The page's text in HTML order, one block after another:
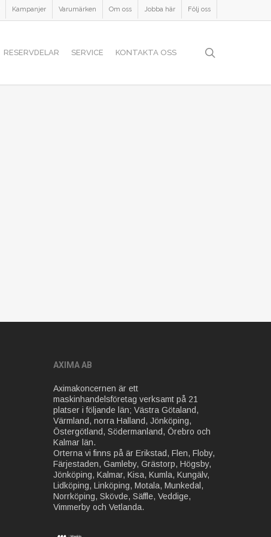
Kampanjer Varumärken Om oss Jobba här Följ oss
RESERVDELAR SERVICE KONTAKTA OSS
AXIMA AB
Aximakoncernen är ett
maskinhandelsföretag verksamt på 21
platser i följande län; Västra Götaland,
Värmland, norra Halland, Jönköping,
Östergötland, Södermanland, Örebro och
Kalmar län.
Orterna vi finns på är Erikstad, Flen, Floby,
Färjestaden, Gamleby, Grästorp, Högsby,
Jönköping, Kalmar, Kisa, Kumla, Kungälv,
Lidköping, Linköping, Motala, Munkedal,
Norrköping, Skövde, Säffle, Veddige,
Vimmerby och Vetlanda.